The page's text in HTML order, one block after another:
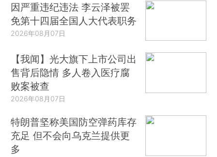
因严重违纪违法 李云泽被罢
免第十四届全国人大代表职务
2026年08月07日
【我闻】光大旗下上市公司出
售背后隐情 多人卷入医疗腐
败案被查
2026年08月07日
特朗普坚称美国防空弹药库存
充足 但不会向乌克兰提供更
多